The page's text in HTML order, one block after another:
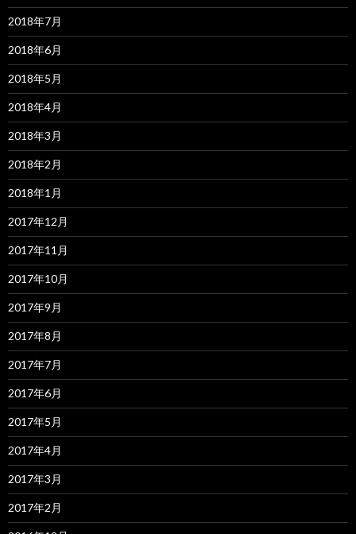
2018年7月
2018年6月
2018年5月
2018年4月
2018年3月
2018年2月
2018年1月
2017年12月
2017年11月
2017年10月
2017年9月
2017年8月
2017年7月
2017年6月
2017年5月
2017年4月
2017年3月
2017年2月